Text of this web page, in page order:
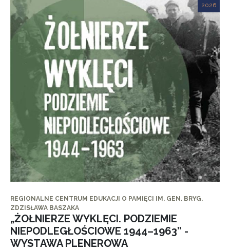
2026
REGIONALNE CENTRUM EDUKACJI O PAMIĘCI IM. GEN. BRYG.
ZDZISŁAWA BASZAKA
„ŻOŁNIERZE WYKLĘCI. PODZIEMIE
NIEPODLEGŁOŚCIOWE 1944–1963” -
WYSTAWA PLENEROWA